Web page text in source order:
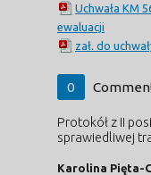
Uchwała KM
ewaluacji
zał. do
0
Protokół z II
sprawiedliwej
Karolina Pięta-